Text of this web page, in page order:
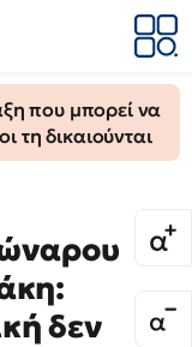
που μπορεί να
τη δικαιούνται
δεν